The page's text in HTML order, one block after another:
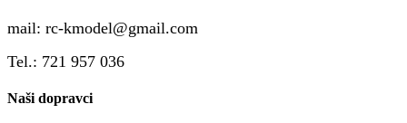
mail: rc-kmodel@gmail.com
Tel.: 721 957 036
Naši dopravci